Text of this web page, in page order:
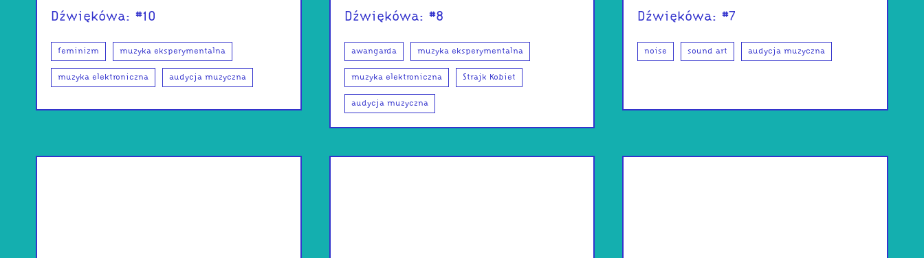
Dźwiękówa: #10
feminizm muzyka eksperymentalna
muzyka elektroniczna audycja muzyczna
Dźwiękówa: #8
awangarda muzyka eksperymentalna
muzyka elektroniczna Strajk Kobiet
audycja muzyczna
Dźwiękówa: #7
noise sound art audycja muzyczna